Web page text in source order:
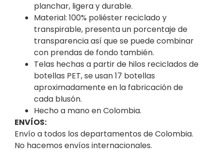
planchar, ligera y durable.
Material: 100% poliéster reciclado y
transpirable, presenta un porcentaje de
transparencia así que se puede combinar
con prendas de fondo también.
Telas hechas a partir de hilos reciclados de
botellas PET, se usan 17 botellas
aproximadamente en la fabricación de
cada blusón.
Hecho a mano en Colombia.
ENVÍOS:
Envío a todos los departamentos de Colombia.
No hacemos envíos internacionales.